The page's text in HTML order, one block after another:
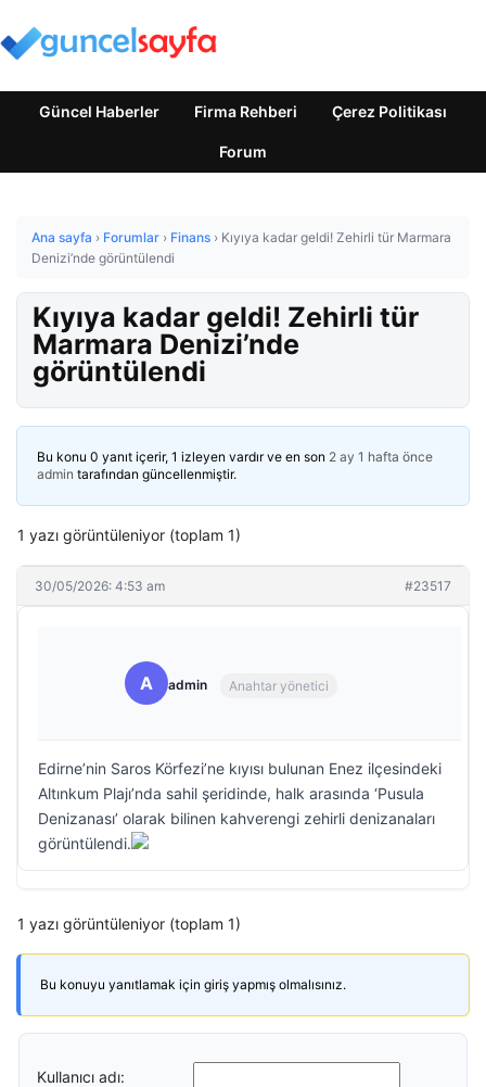
Güncel Haberler Firma Rehberi Çerez Politikası
Forum
Ana sayfa › Forumlar › Finans › Kıyıya kadar geldi! Zehirli tür Marmara
Denizi’nde görüntülendi
Kıyıya kadar geldi! Zehirli tür
Marmara Denizi’nde
görüntülendi
Bu konu 0 yanıt içerir, 1 izleyen vardır ve en son 2 ay 1 hafta önce
admin tarafından güncellenmiştir.
1 yazı görüntüleniyor (toplam 1)
30/05/2026: 4:53 am #23517
A admin Anahtar yönetici
Edirne’nin Saros Körfezi’ne kıyısı bulunan Enez ilçesindeki
Altınkum Plajı’nda sahil şeridinde, halk arasında ‘Pusula
Denizanası’ olarak bilinen kahverengi zehirli denizanaları
görüntülendi.
1 yazı görüntüleniyor (toplam 1)
Bu konuyu yanıtlamak için giriş yapmış olmalısınız.
Kullanıcı adı: